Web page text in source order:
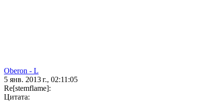
Oberon - L
5 янв. 2013 г., 02:11:05
Re[stemflame]:
Цитата: